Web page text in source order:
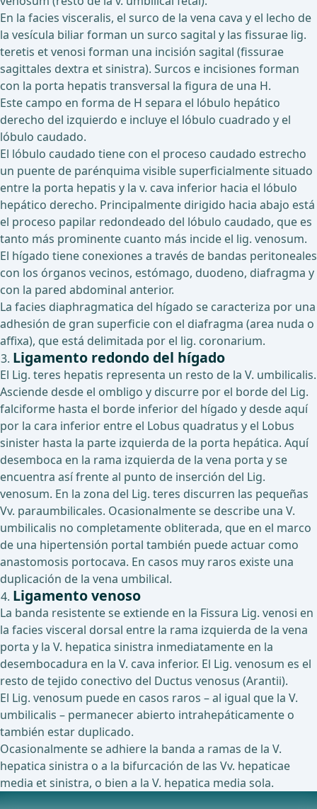
En la facies visceralis, el surco de la vena cava y el lecho de
la vesícula biliar forman un surco sagital y las fissurae lig.
teretis et venosi forman una incisión sagital (fissurae
sagittales dextra et sinistra). Surcos e incisiones forman
con la porta hepatis transversal la figura de una H.
Este campo en forma de H separa el lóbulo hepático
derecho del izquierdo e incluye el lóbulo cuadrado y el
lóbulo caudado.
El lóbulo caudado tiene con el proceso caudado estrecho
un puente de parénquima visible superficialmente situado
entre la porta hepatis y la v. cava inferior hacia el lóbulo
hepático derecho. Principalmente dirigido hacia abajo está
el proceso papilar redondeado del lóbulo caudado, que es
tanto más prominente cuanto más incide el lig. venosum.
El hígado tiene conexiones a través de bandas peritoneales
con los órganos vecinos, estómago, duodeno, diafragma y
con la pared abdominal anterior.
La facies diaphragmatica del hígado se caracteriza por una
adhesión de gran superficie con el diafragma (area nuda o
affixa), que está delimitada por el lig. coronarium.
Ligamento redondo del hígado
El Lig. teres hepatis representa un resto de la V. umbilicalis.
Asciende desde el ombligo y discurre por el borde del Lig.
falciforme hasta el borde inferior del hígado y desde aquí
por la cara inferior entre el Lobus quadratus y el Lobus
sinister hasta la parte izquierda de la porta hepática. Aquí
desemboca en la rama izquierda de la vena porta y se
encuentra así frente al punto de inserción del Lig.
venosum. En la zona del Lig. teres discurren las pequeñas
Vv. paraumbilicales. Ocasionalmente se describe una V.
umbilicalis no completamente obliterada, que en el marco
de una hipertensión portal también puede actuar como
anastomosis portocava. En casos muy raros existe una
duplicación de la vena umbilical.
Ligamento venoso
La banda resistente se extiende en la Fissura Lig. venosi en
la facies visceral dorsal entre la rama izquierda de la vena
porta y la V. hepatica sinistra inmediatamente en la
desembocadura en la V. cava inferior. El Lig. venosum es el
resto de tejido conectivo del Ductus venosus (Arantii).
El Lig. venosum puede en casos raros – al igual que la V.
umbilicalis – permanecer abierto intrahepáticamente o
también estar duplicado.
Ocasionalmente se adhiere la banda a ramas de la V.
hepatica sinistra o a la bifurcación de las Vv. hepaticae
media et sinistra, o bien a la V. hepatica media sola.
Ligamentum coronarium